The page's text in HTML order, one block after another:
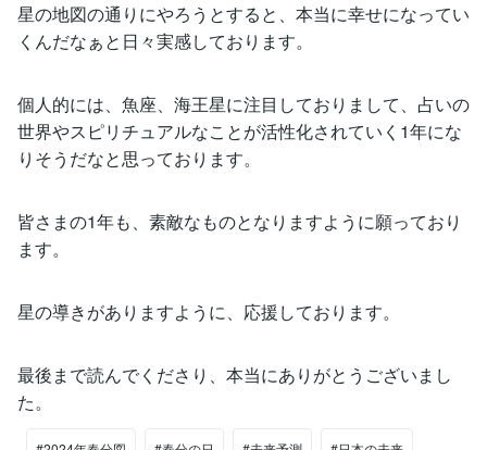
星の地図の通りにやろうとすると、本当に幸せになってい
くんだなぁと日々実感しております。
個人的には、魚座、海王星に注目しておりまして、占いの
世界やスピリチュアルなことが活性化されていく1年にな
りそうだなと思っております。
皆さまの1年も、素敵なものとなりますように願っており
ます。
星の導きがありますように、応援しております。
最後まで読んでくださり、本当にありがとうございまし
た。